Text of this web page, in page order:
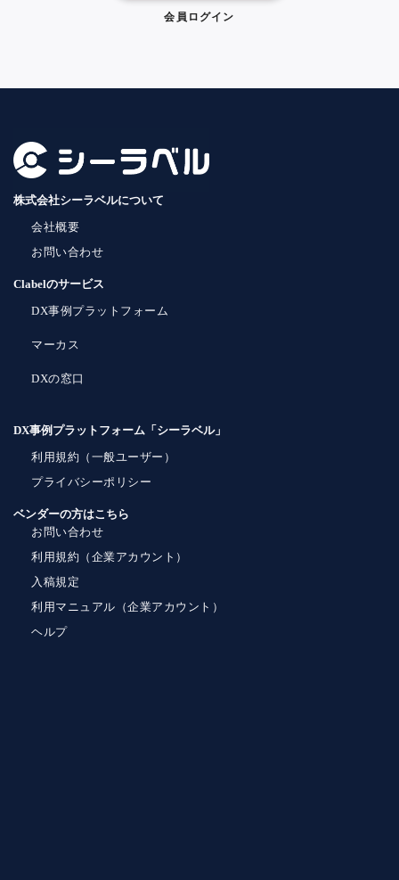
会員ログイン
株式会社シーラベルについて
会社概要
お問い合わせ
Clabelのサービス
DX事例プラットフォーム
マーカス
DXの窓口
DX事例プラットフォーム「シーラベル」
利用規約（一般ユーザー）
プライバシーポリシー
ベンダーの方はこちら
お問い合わせ
利用規約（企業アカウント）
入稿規定
利用マニュアル（企業アカウント）
ヘルプ